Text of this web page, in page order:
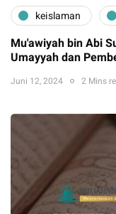
keislaman
Mu'awiyah bin Abi
Umayyah dan
Juni 12, 2024 2 Mins